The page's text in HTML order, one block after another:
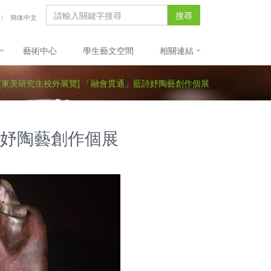
簡体中文 搜尋
藝術中心 學生藝文空間 相關連結
美研究生校外展覽] 「融會貫通」藍詩妤陶藝創作個展
陶藝創作個展